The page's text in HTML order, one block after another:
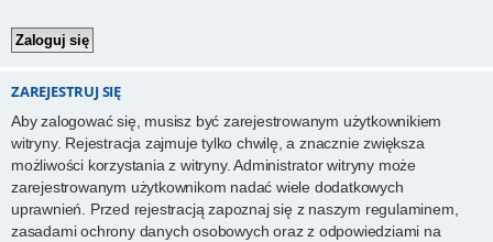
ZAREJESTRUJ SIĘ
Aby zalogować się, musisz być zarejestrowanym użytkownikiem
witryny. Rejestracja zajmuje tylko chwilę, a znacznie zwiększa
możliwości korzystania z witryny. Administrator witryny może
zarejestrowanym użytkownikom nadać wiele dodatkowych
uprawnień. Przed rejestracją zapoznaj się z naszym regulaminem,
zasadami ochrony danych osobowych oraz z odpowiedziami na